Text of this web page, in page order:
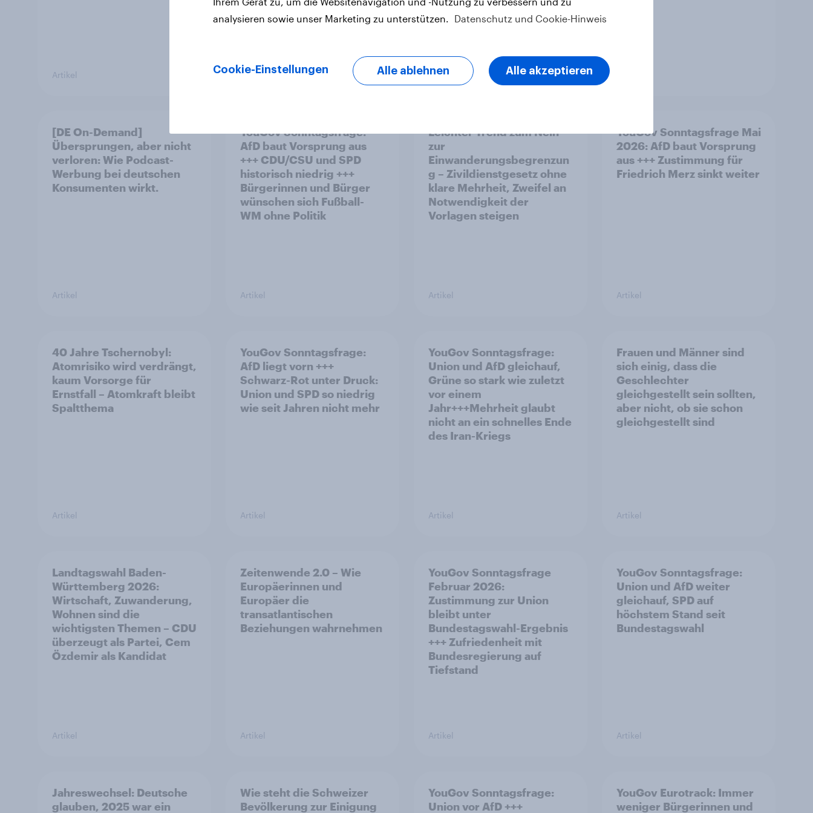
Artikel Artikel Artikel
[DE On-Demand]
Übersprungen, aber nicht
verloren: Wie Podcast-
Werbung bei deutschen
Konsumenten wirkt.
Artikel
YouGov Sonntagsfrage:
AfD baut Vorsprung aus
+++ CDU/CSU und SPD
historisch niedrig +++
Bürgerinnen und Bürger
wünschen sich Fußball-
WM ohne Politik
Artikel
Leichter Trend zum Nein
zur
Einwanderungsbegrenzun
g – Zivildienstgesetz ohne
klare Mehrheit, Zweifel an
Notwendigkeit der
Vorlagen steigen
Artikel
YouGov Sonntagsfrage Mai
2026: AfD baut Vorsprung
aus +++ Zustimmung für
Friedrich Merz sinkt weiter
Artikel
40 Jahre Tschernobyl:
Atomrisiko wird verdrängt,
kaum Vorsorge für
Ernstfall – Atomkraft bleibt
Spaltthema
Artikel
YouGov Sonntagsfrage:
AfD liegt vorn +++
Schwarz-Rot unter Druck:
Union und SPD so niedrig
wie seit Jahren nicht mehr
Artikel
YouGov Sonntagsfrage:
Union und AfD gleichauf,
Grüne so stark wie zuletzt
vor einem
Jahr+++Mehrheit glaubt
nicht an ein schnelles Ende
des Iran-Kriegs
Artikel
Frauen und Männer sind
sich einig, dass die
Geschlechter
gleichgestellt sein sollten,
aber nicht, ob sie schon
gleichgestellt sind
Artikel
Landtagswahl Baden-
Württemberg 2026:
Wirtschaft, Zuwanderung,
Wohnen sind die
wichtigsten Themen – CDU
überzeugt als Partei, Cem
Özdemir als Kandidat
Artikel
Zeitenwende 2.0 – Wie
Europäerinnen und
Europäer die
transatlantischen
Beziehungen wahrnehmen
Artikel
YouGov Sonntagsfrage
Februar 2026:
Zustimmung zur Union
bleibt unter
Bundestagswahl-Ergebnis
+++ Zufriedenheit mit
Bundesregierung auf
Tiefstand
Artikel
YouGov Sonntagsfrage:
Union und AfD weiter
gleichauf, SPD auf
höchstem Stand seit
Bundestagswahl
Artikel
Jahreswechsel: Deutsche
glauben, 2025 war ein
Wie steht die Schweizer
Bevölkerung zur Einigung
YouGov Sonntagsfrage:
Union vor AfD +++
YouGov Eurotrack: Immer
weniger Bürgerinnen und
analysieren sowie unser Marketing zu unterstützen. Datenschutz und Cookie-Hinweis
Cookie-Einstellungen Alle ablehnen Alle akzeptieren